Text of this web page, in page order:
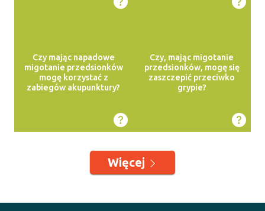
Czy mając napadowe
migotanie przedsionków
mogę korzystać z
zabiegów akupunktury?
Czy, mając migotanie
przedsionków, mogę się
zaszczepić przeciwko
grypie?
Więcej